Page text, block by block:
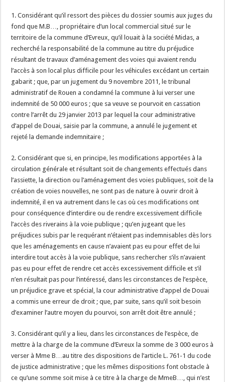
1. Considérant qu’il ressort des pièces du dossier soumis aux juges du
fond que M.B…, propriétaire d’un local commercial situé sur le
territoire de la commune d’Evreux, qu’il louait à la société Midas, a
recherché la responsabilité de la commune au titre du préjudice
résultant de travaux d’aménagement des voies qui avaient rendu
l’accès à son local plus difficile pour les véhicules excédant un certain
gabarit ; que, par un jugement du 9 novembre 2011, le tribunal
administratif de Rouen a condamné la commune à lui verser une
indemnité de 50 000 euros ; que sa veuve se pourvoit en cassation
contre l’arrêt du 29 janvier 2013 par lequel la cour administrative
d’appel de Douai, saisie par la commune, a annulé le jugement et
rejeté la demande indemnitaire ;
2. Considérant que si, en principe, les modifications apportées à la
circulation générale et résultant soit de changements effectués dans
l’assiette, la direction ou l’aménagement des voies publiques, soit de la
création de voies nouvelles, ne sont pas de nature à ouvrir droit à
indemnité, il en va autrement dans le cas où ces modifications ont
pour conséquence d’interdire ou de rendre excessivement difficile
l’accès des riverains à la voie publique ; qu’en jugeant que les
préjudices subis par le requérant n’étaient pas indemnisables dès lors
que les aménagements en cause n’avaient pas eu pour effet de lui
interdire tout accès à la voie publique, sans rechercher s’ils n’avaient
pas eu pour effet de rendre cet accès excessivement difficile et s’il
n’en résultait pas pour l’intéressé, dans les circonstances de l’espèce,
un préjudice grave et spécial, la cour administrative d’appel de Douai
a commis une erreur de droit ; que, par suite, sans qu’il soit besoin
d’examiner l’autre moyen du pourvoi, son arrêt doit être annulé ;
3. Considérant qu’il y a lieu, dans les circonstances de l’espèce, de
mettre à la charge de la commune d’Evreux la somme de 3 000 euros à
verser à Mme B…au titre des dispositions de l’article L. 761-1 du code
de justice administrative ; que les mêmes dispositions font obstacle à
ce qu’une somme soit mise à ce titre à la charge de MmeB…, qui n’est